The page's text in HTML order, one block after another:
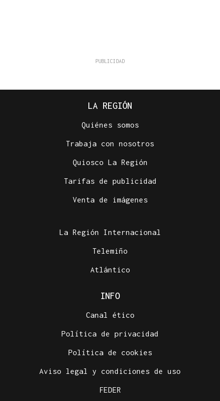
LA REGIÓN
Quiénes somos
Trabaja con nosotros
Quiosco La Región
Tarifas de publicidad
Venta de imágenes
La Región Internacional
Telemiño
Atlántico
INFO
Canal ético
Política de privacidad
Política de cookies
Aviso legal y condiciones de uso
FEDER